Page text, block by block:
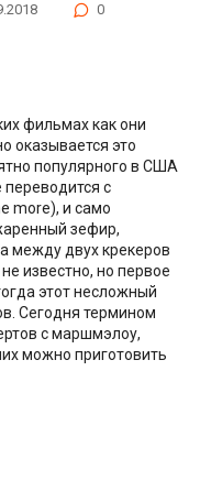
0
фильмах как они
оказывается это
популярного в США
переводится с
more), и само
зефир,
между двух крекеров
известно, но первое
этот несложный
Сегодня термином
с маршмэлоу,
можно приготовить